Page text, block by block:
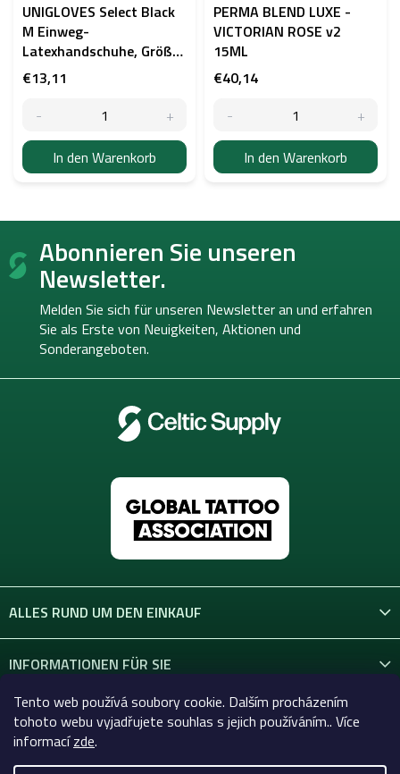
Tento web používá soubory cookie. Dalším procházením
tohoto webu vyjadřujete souhlas s jejich používáním.. Více
informacízde.
UNIGLOVES Select Black
M Einweg-
Latexhandschuhe, Größe
M (7-8)
€13,11
In den Warenkorb
PERMA BLEND LUXE -
VICTORIAN ROSE v2
15ML
€40,14
In den Warenkorb
F
ß Abonnieren Sie unseren
Newsletter.
Melden Sie sich für unseren Newsletter an und erfahren
Sie als Erste von Neuigkeiten, Aktionen und
Sonderangeboten.
ALLES RUND UM DEN EINKAUF
INFORMATIONEN FÜR SIE
KONTAKT